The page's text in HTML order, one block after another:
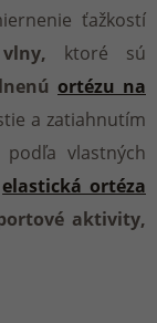
ťažkostí
ktoré sú
ortézu na
a zatiahnutím
vlastných
elastická ortéza
aktivity,